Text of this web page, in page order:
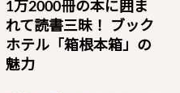
1万2000冊の本に囲ま
れて読書三昧！ ブック
ホテル「箱根本箱」の
魅力